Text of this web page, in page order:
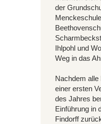
der
Ihlpohl und
Weg in das
Nachdem alle
einer ersten
des Jahres
Einführung in
Findorff